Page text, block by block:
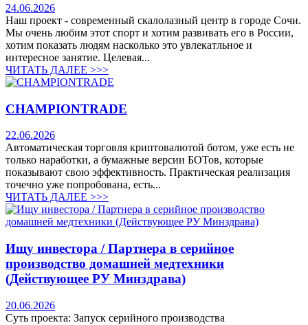
24.06.2026
Наш проект - современный скалолазный центр в городе Сочи.
Мы очень любим этот спорт и хотим развивать его в России,
хотим показать людям насколько это увлекатльное и
интересное занятие. Целевая...
ЧИТАТЬ ДАЛЕЕ >>>
CHAMPIONTRADE
22.06.2026
Автоматическая торговля криптовалютой ботом, уже есть не
только наработки, а бумажные версии БОТов, которые
показывают свою эффективность. Практическая реализация
точечно уже попробована, есть...
ЧИТАТЬ ДАЛЕЕ >>>
Ищу инвестора / Партнера в серийное
производство домашней медтехники
(Действующее РУ Минздрава)
20.06.2026
Суть проекта: Запуск серийного производства